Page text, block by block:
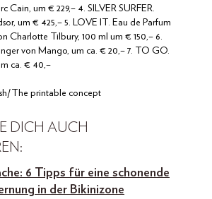
Cain, um € 229,– 4. SILVER SURFER.
um € 425,– 5. LOVE IT. Eau de Parfum
Charlotte Tilbury, 100 ml um € 150,– 6.
von Mango, um ca. € 20,– 7. TO GO.
ca. € 40,–
The printable concept
DICH AUCH
6 Tipps für eine schonende
in der Bikinizone